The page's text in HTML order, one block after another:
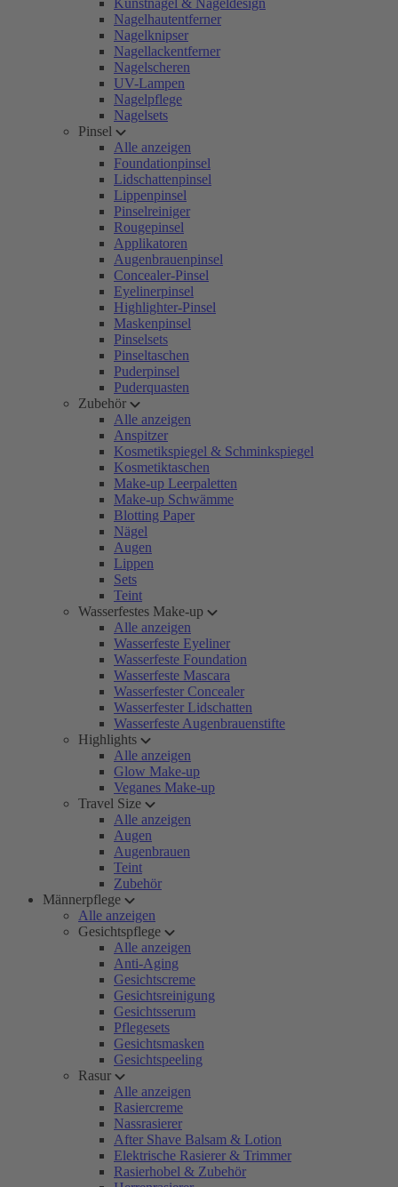
Kunstnägel & Nageldesign
Nagelhautentferner
Nagelknipser
Nagellackentferner
Nagelscheren
UV-Lampen
Nagelpflege
Nagelsets
Pinsel
Alle anzeigen
Foundationpinsel
Lidschattenpinsel
Lippenpinsel
Pinselreiniger
Rougepinsel
Applikatoren
Augenbrauenpinsel
Concealer-Pinsel
Eyelinerpinsel
Highlighter-Pinsel
Maskenpinsel
Pinselsets
Pinseltaschen
Puderpinsel
Puderquasten
Zubehör
Alle anzeigen
Anspitzer
Kosmetikspiegel & Schminkspiegel
Kosmetiktaschen
Make-up Leerpaletten
Make-up Schwämme
Blotting Paper
Nägel
Augen
Lippen
Sets
Teint
Wasserfestes Make-up
Alle anzeigen
Wasserfeste Eyeliner
Wasserfeste Foundation
Wasserfeste Mascara
Wasserfester Concealer
Wasserfester Lidschatten
Wasserfeste Augenbrauenstifte
Highlights
Alle anzeigen
Glow Make-up
Veganes Make-up
Travel Size
Alle anzeigen
Augen
Augenbrauen
Teint
Zubehör
Männerpflege
Alle anzeigen
Gesichtspflege
Alle anzeigen
Anti-Aging
Gesichtscreme
Gesichtsreinigung
Gesichtsserum
Pflegesets
Gesichtsmasken
Gesichtspeeling
Rasur
Alle anzeigen
Rasiercreme
Nassrasierer
After Shave Balsam & Lotion
Elektrische Rasierer & Trimmer
Rasierhobel & Zubehör